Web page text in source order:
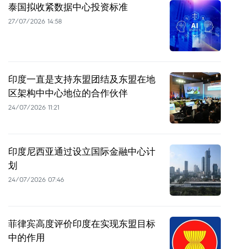
泰国拟收紧数据中心投资标准
27/07/2026 14:58
印度一直是支持东盟团结及东盟在地
区架构中中心地位的合作伙伴
24/07/2026 11:21
印度尼西亚通过设立国际金融中心计
划
24/07/2026 07:46
菲律宾高度评价印度在实现东盟目标
中的作用